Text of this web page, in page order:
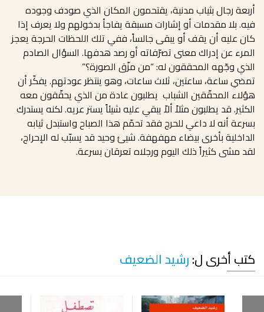
أربعة رجال بثياب مدنية، يقتحمون المكان الذي صودف وجوده
فيه. بلا مقدمات أو إشارات مسبقة يفاجأ بدخولهم ولا يعرف إذا
كان عليه أن يقف أو يبقى جالساً، ففي تلك اللحظات الحرجة يعجز
المرء عن إدراك معنى تصرّفاته أو رصد هدفها. السؤال الصادم
الذي وجّهه المحققون له: “من مزّق الصورة؟”
تمضي ساعة، ساعتين، ثلاث ساعات، وهو ينتظر عودتهم. يفكّر أن
هؤلاء المحقّقين الشباب يطلبون عادة من الذي يحقّقون معه
الكثير. قد يطلبون مثلاً ألاّ يبقي عليه شيئاً يستر عريه. لكنه يستدرك
بسرعة أنه لا داعي للحرج فقد تحمّم هذا الصباح واستبدل ثيابه
الداخلية بأخرى بيضاء مهفهفة. شيئ وحيد قد يسبّب له الإحراج،
لقد مشى كثيراً ذلك اليوم ورجلاه تعرقان بسرعة.
كتب أخرى ل:رشيد الضعيف